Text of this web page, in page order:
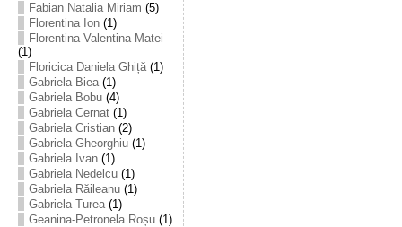
Fabian Natalia Miriam (5)
Florentina Ion(1)
Florentina-Valentina Matei
(1)
Floricica Daniela Ghiță(1)
Gabriela Biea(1)
Gabriela Bobu(4)
Gabriela Cernat(1)
Gabriela Cristian(2)
Gabriela Gheorghiu(1)
Gabriela Ivan(1)
Gabriela Nedelcu(1)
Gabriela Răileanu(1)
Gabriela Turea(1)
Geanina-Petronela Roșu(1)